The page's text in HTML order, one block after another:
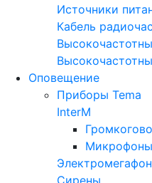
Источники
Кабель
Оповещение
Приборы Tema
InterM
Микрофоны
Сирены